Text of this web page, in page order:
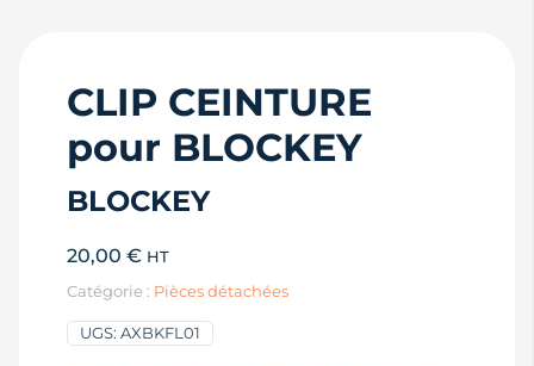
CLIP CEINTURE
pour BLOCKEY
BLOCKEY
20,00 € HT
Catégorie : Pièces détachées
UGS: AXBKFL01